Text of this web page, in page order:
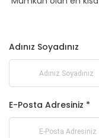
Adınız Soyadınız
E-Posta Adresiniz *